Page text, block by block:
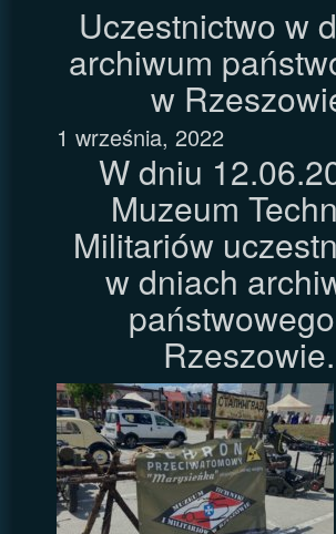
Uczestnictwo w
archiwum
w
1 września, 2022
W dniu
Muzeum
Militariów
w dniach
Rzeszowie.